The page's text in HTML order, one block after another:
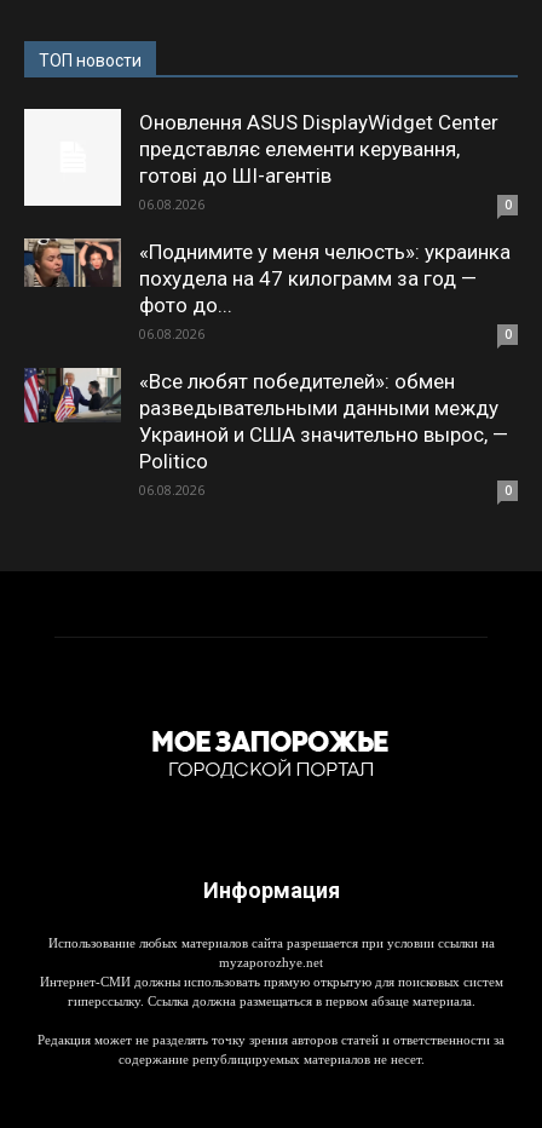
ТОП новости
Оновлення ASUS DisplayWidget Center
представляє елементи керування,
готові до ШІ-агентів
06.08.2026 0
«Поднимите у меня челюсть»: украинка
похудела на 47 килограмм за год —
фото до...
06.08.2026 0
«Все любят победителей»: обмен
разведывательными данными между
Украиной и США значительно вырос, —
Politico
06.08.2026 0
Информация
Использование любых материалов сайта разрешается при условии ссылки на
myzaporozhye.net
Интернет-СМИ должны использовать прямую открытую для поисковых систем
гиперссылку. Ссылка должна размещаться в первом абзаце материала.
Редакция может не разделять точку зрения авторов статей и ответственности за
содержание републицируемых материалов не несет.